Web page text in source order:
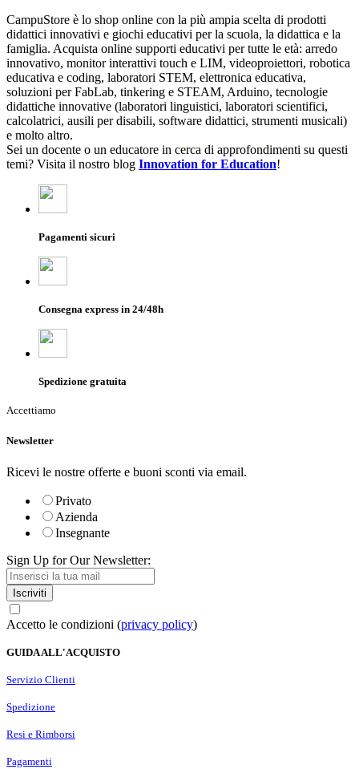
CampuStore è lo shop online con la più ampia scelta di prodotti
didattici innovativi e giochi educativi per la scuola, la didattica e la
famiglia. Acquista online supporti educativi per tutte le età: arredo
innovativo, monitor interattivi touch e LIM, videoproiettori, robotica
educativa e coding, laboratori STEM, elettronica educativa,
soluzioni per FabLab, tinkering e STEAM, Arduino, tecnologie
didattiche innovative (laboratori linguistici, laboratori scientifici,
calcolatrici, ausili per disabili, software didattici, strumenti musicali)
e molto altro.
Sei un docente o un educatore in cerca di approfondimenti su questi
temi? Visita il nostro blog Innovation for Education!
Pagamenti sicuri
Consegna express in 24/48h
Spedizione gratuita
Accettiamo
Newsletter
Ricevi le nostre offerte e buoni sconti via email.
Privato
Azienda
Insegnante
Sign Up for Our Newsletter:
Iscriviti
Accetto le condizioni (privacy policy)
GUIDA ALL'ACQUISTO
Servizio Clienti
Spedizione
Resi e Rimborsi
Pagamenti